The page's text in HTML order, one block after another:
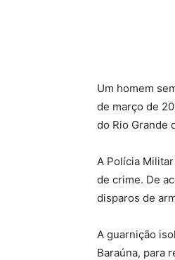
Um homem
de março de
do Rio Grande
A Polícia
de crime. De
disparos de
A guarnição
Baraúna, para